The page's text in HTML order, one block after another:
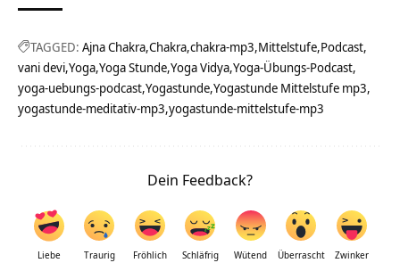
TAGGED: Ajna Chakra Chakra chakra-mp3 Mittelstufe Podcast
vani devi Yoga Yoga Stunde Yoga Vidya Yoga-Übungs-Podcast
yoga-uebungs-podcast Yogastunde Yogastunde Mittelstufe mp3
yogastunde-meditativ-mp3 yogastunde-mittelstufe-mp3
Dein Feedback?
Liebe Traurig Fröhlich Schläfrig Wütend Überrascht Zwinker